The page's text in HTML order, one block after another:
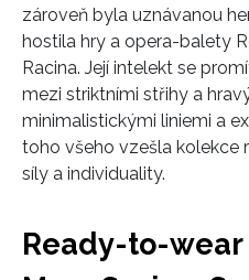
zároveň byla uznávanou
hostila hry a opera-balety
Racina. Její intelekt se
mezi striktními střihy a
minimalistickými liniemi a
toho všeho vzešla kolekce
síly a individuality.
Ready-to-wear